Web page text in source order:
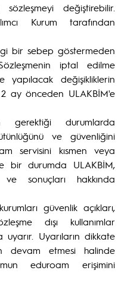
değiştirebilir.
Kurum tarafından
bir sebep göstermeden
iptal edilme
yapılacak değişikliklerin
ay önceden ULAKBİM'e
gerektiği durumlarda
ve güvenliğini
servisini kısmen veya
bir durumda ULAKBİM,
ve sonuçları hakkında
güvenlik açıkları,
dışı kullanımlar
Uyarıların dikkate
devam etmesi halinde
eduroam erişimini